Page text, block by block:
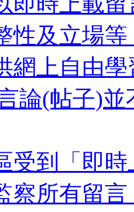
性及立場
網上自由
論(帖子)
受到「即
察所有留